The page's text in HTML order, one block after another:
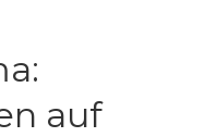
auf